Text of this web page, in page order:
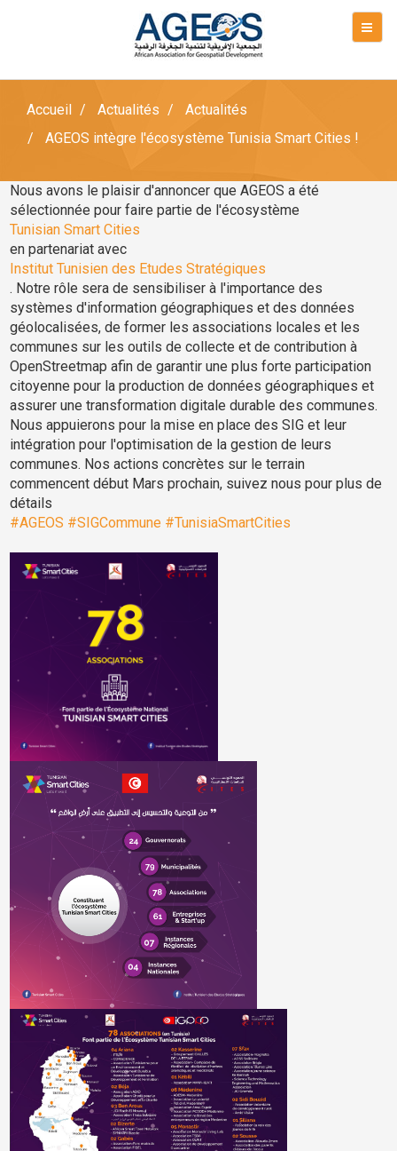
Accueil Actualités
Actualités
AGEOS intègre l'écosystème Tunisia Smart Cities !
Nous avons le plaisir d'annoncer que AGEOS a été
sélectionnée pour faire partie de l'écosystème
Tunisian Smart Cities
en partenariat avec
Institut Tunisien des Etudes Stratégiques
. Notre rôle sera de sensibiliser à l'importance des
systèmes d'information géographiques et des données
géolocalisées, de former les associations locales et les
communes sur les outils de collecte et de contribution à
OpenStreetmap afin de garantir une plus forte participation
citoyenne pour la production de données géographiques et
assurer une transformation digitale durable des communes.
Nous appuierons pour la mise en place des SIG et leur
intégration pour l'optimisation de la gestion de leurs
communes. Nos actions concrètes sur le terrain
commencent début Mars prochain, suivez nous pour plus de
détails
#AGEOS #SIGCommune #TunisiaSmartCities